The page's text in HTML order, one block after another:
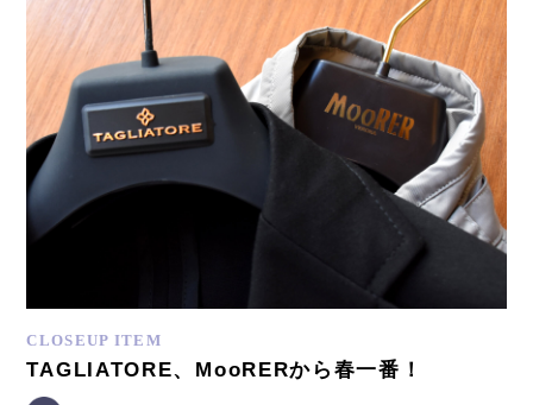
CLOSEUP ITEM
TAGLIATORE、MooRERから春一番！